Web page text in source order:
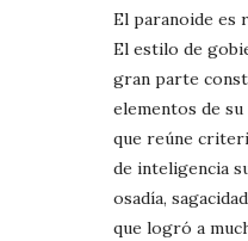
El paranoide es
El estilo de
gran parte
elementos de
que reúne
de inteligencia
osadía,
que logró a